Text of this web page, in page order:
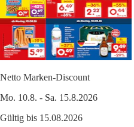
Netto Marken-Discount
Mo. 10.8. - Sa. 15.8.2026
Gültig bis 15.08.2026